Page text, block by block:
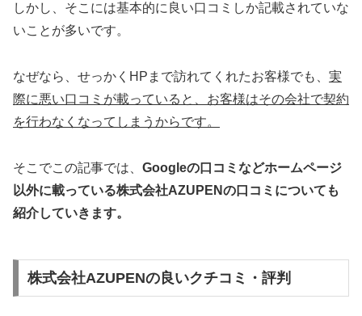
しかし、そこには基本的に良い口コミしか記載されていな
いことが多いです。
なぜなら、せっかくHPまで訪れてくれたお客様でも、 実
際に悪い口コミが載っていると、お客様はその会社で契約
を行わなくなってしまうからです。
そこでこの記事では、 Googleの口コミなどホームページ
以外に載っている株式会社AZUPENの口コミについても
紹介していきます。
株式会社AZUPENの良いクチコミ・評判